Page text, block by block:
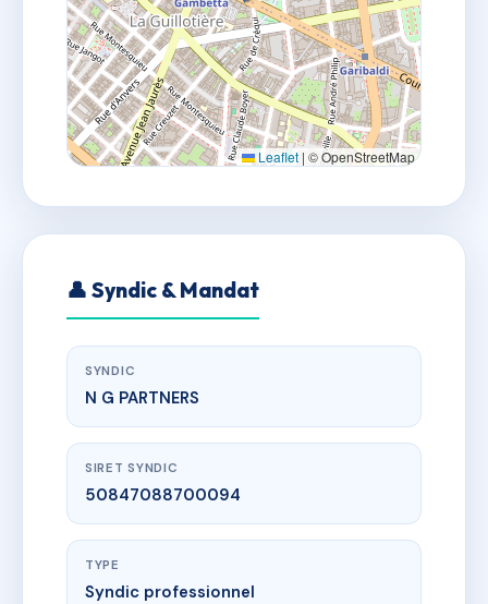
Leaflet | © OpenStreetMap
👤 Syndic & Mandat
SYNDIC
N G PARTNERS
SIRET SYNDIC
50847088700094
TYPE
Syndic professionnel